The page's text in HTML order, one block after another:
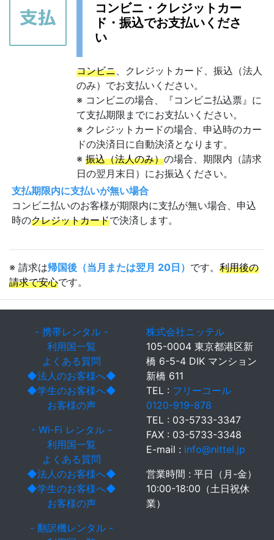
コンビニ・クレジットカー
ド・振込でお支払いくださ
い
コンビニ、クレジットカード、振込（法人
のみ）でお支払いください。
※ コンビニの場合、『コンビニ払込票』に
て支払期限までにお支払いください。
※ クレジットカードの場合、申込時のカー
ドの決済日に自動決済となります。
※ 振込（法人のみ）の場合、期限内（請求
日の翌月末日）にお振込ください。
支払期限内に支払いが無い場合
コンビニ払いのお客様が期限内に支払が無い場合、申込
時のクレジットカードで決済します。
※ 請求は帰国後（当月または翌月 20日） です。 利用後の
請求で安心です。
- 携帯レンタル -
利用国一覧
よくある質問
◆法人のお客様へ◆
◆学生のお客様へ◆
お客様の声
- Wi-Fi レンタル -
利用国一覧
よくある質問
◆法人のお客様へ◆
◆学生のお客様へ◆
お客様の声
- 翻訳機レンタル -
株式会社ニッテル
105-0004 東京都港区新
橋 6-5-4 DIK マンション
新橋 611
TEL : フリーコール
0120-919-878
TEL : 03-5733-3347
FAX : 03-5733-3348
E-mail : info@nittel.jp
営業時間 : 平日（月-金）
10:00-18:00（土日祝休
業）